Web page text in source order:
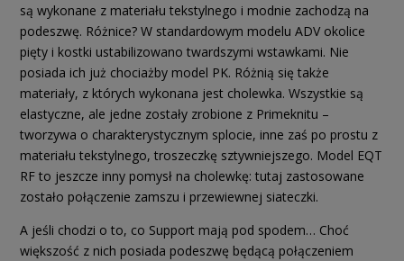
są wykonane z materiału tekstylnego i modnie zachodzą na
podeszwę. Różnice? W standardowym modelu ADV okolice
pięty i kostki ustabilizowano twardszymi wstawkami. Nie
posiada ich już chociażby model PK. Różnią się także
materiały, z których wykonana jest cholewka. Wszystkie są
elastyczne, ale jedne zostały zrobione z Primeknitu –
tworzywa o charakterystycznym splocie, inne zaś po prostu z
materiału tekstylnego, troszeczkę sztywniejszego. Model EQT
RF to jeszcze inny pomysł na cholewkę: tutaj zastosowane
zostało połączenie zamszu i przewiewnej siateczki.
A jeśli chodzi o to, co Support mają pod spodem… Choć
większość z nich posiada podeszwę będącą połączeniem